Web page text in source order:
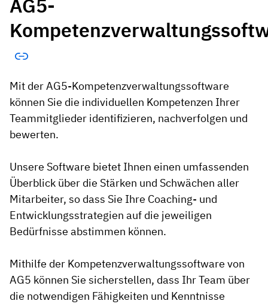
AG5-
Mit der AG5-Kompetenzverwaltungssoftware
können Sie die individuellen Kompetenzen Ihrer
Teammitglieder identifizieren, nachverfolgen und
bewerten.
Unsere Software bietet Ihnen einen umfassenden
Überblick über die Stärken und Schwächen aller
Mitarbeiter, so dass Sie Ihre Coaching- und
Entwicklungsstrategien auf die jeweiligen
Bedürfnisse abstimmen können.
Mithilfe der Kompetenzverwaltungssoftware von
AG5 können Sie sicherstellen, dass Ihr Team über
die notwendigen Fähigkeiten und Kenntnisse